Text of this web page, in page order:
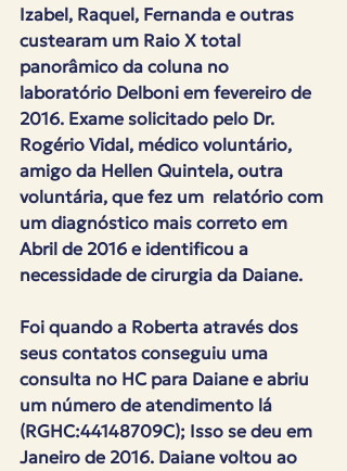
Izabel, Raquel, Fernanda e outras
custearam um Raio X total
panorâmico da coluna no
laboratório Delboni em fevereiro de
2016. Exame solicitado pelo Dr.
Rogério Vidal, médico voluntário,
amigo da Hellen Quintela, outra
voluntária, que fez um  relatório com
um diagnóstico mais correto em
Abril de 2016 e identificou a
necessidade de cirurgia da Daiane.
Foi quando a Roberta através dos
seus contatos conseguiu uma
consulta no HC para Daiane e abriu
um número de atendimento lá
(RGHC:44148709C); Isso se deu em
Janeiro de 2016. Daiane voltou ao